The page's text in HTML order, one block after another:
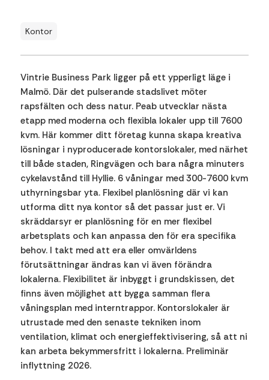
Kontor
Vintrie Business Park ligger på ett ypperligt läge i
Malmö. Där det pulserande stadslivet möter
rapsfälten och dess natur. Peab utvecklar nästa
etapp med moderna och flexibla lokaler upp till 7600
kvm. Här kommer ditt företag kunna skapa kreativa
lösningar i nyproducerade kontorslokaler, med närhet
till både staden, Ringvägen och bara några minuters
cykelavstånd till Hyllie. 6 våningar med 300-7600 kvm
uthyrningsbar yta. Flexibel planlösning där vi kan
utforma ditt nya kontor så det passar just er. Vi
skräddarsyr er planlösning för en mer flexibel
arbetsplats och kan anpassa den för era specifika
behov. I takt med att era eller omvärldens
förutsättningar ändras kan vi även förändra
lokalerna. Flexibilitet är inbyggt i grundskissen, det
finns även möjlighet att bygga samman flera
våningsplan med interntrappor. Kontorslokaler är
utrustade med den senaste tekniken inom
ventilation, klimat och energieffektivisering, så att ni
kan arbeta bekymmersfritt i lokalerna. Preliminär
inflyttning 2026.